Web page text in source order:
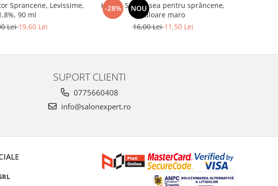
Sprancene, Levissime,
90 ml
Lei19,60 Lei
-28% NOU
Henna Set vopsea pentru sprâncene,
culoare maro
16,00 Lei11,50 Lei
SUPORT CLIENTI
0775660408
info@salonexpert.ro